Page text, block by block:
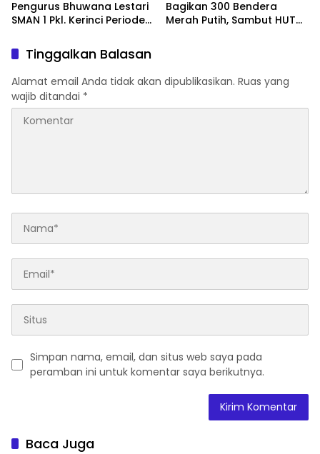
Pengurus Bhuwana Lestari
SMAN 1 Pkl. Kerinci Periode
Bagikan 300 Bendera
Merah Putih, Sambut HUT
Tinggalkan Balasan
Alamat email Anda tidak akan dipublikasikan. Ruas yang
wajib ditandai *
Simpan nama, email, dan situs web saya pada
peramban ini untuk komentar saya berikutnya.
Baca Juga